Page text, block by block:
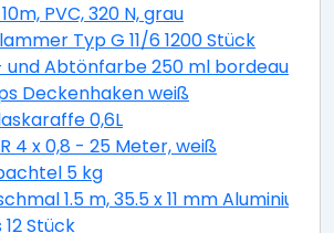
PVC, 320 N, grau
Typ G 11/6 1200 Stück
und Abtönfarbe 250 ml bordeaux
Deckenhaken weiß
0,6L
4 x 0,8 - 25 Meter, weiß
5 kg
1.5 m, 35.5 x 11 mm Aluminium
Stück